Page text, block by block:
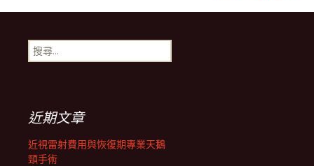
導
航
列
搜
尋
近期文章
近視雷射費用與恢復期專業天鵝
頸手術